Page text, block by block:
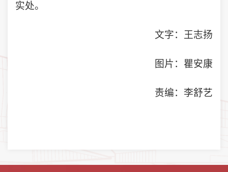
实处。
文字：王志扬
图片：瞿安康
责编：李舒艺